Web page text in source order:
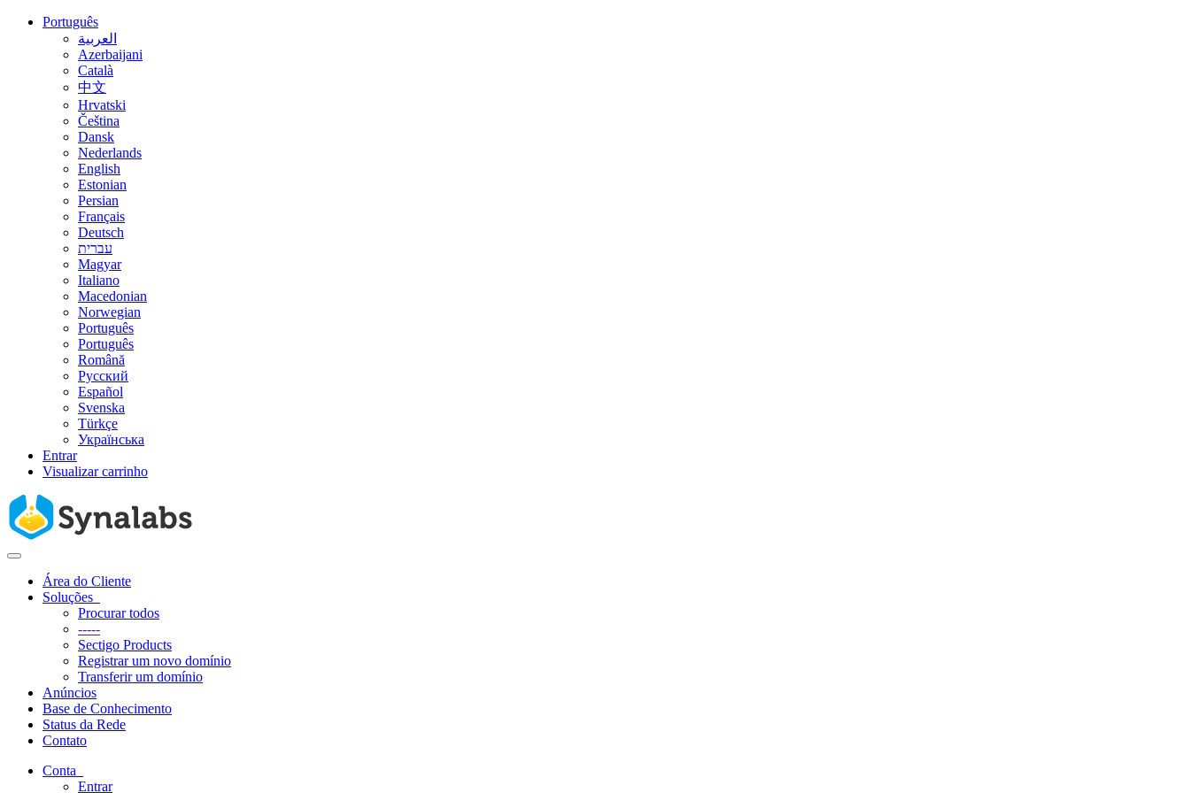
Português
العربية
Azerbaijani
Català
中文
Hrvatski
Čeština
Dansk
Nederlands
English
Estonian
Persian
Français
Deutsch
עברית
Magyar
Italiano
Macedonian
Norwegian
Português
Português
Română
Русский
Español
Svenska
Türkçe
Українська
Entrar
Visualizar carrinho
Alternar
navegaçãoÁrea do Cliente
Soluções
Procurar todos
-----
Sectigo Products
Registrar um novo domínio
Transferir um domínio
Anúncios
Base de Conhecimento
Status da Rede
Contato
Conta
Entrar